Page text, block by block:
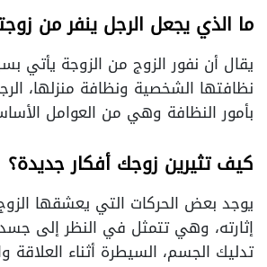
ما الذي يجعل الرجل ينفر من
يقال أن نفور الزوج من الزوجة يأتي
نظافتها الشخصية ونظافة منزلها،
بأمور النظافة وهي من العوامل
كيف تثيرين زوجك أفكار جديدة؟
يوجد بعض الحركات التي يعشقها
إثارته، وهي تتمثل في النظر إلى
تدليك الجسم، السيطرة أثناء العلاقة